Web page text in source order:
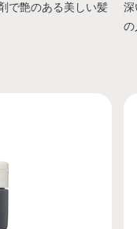
で艶のある美しい髪
深
の